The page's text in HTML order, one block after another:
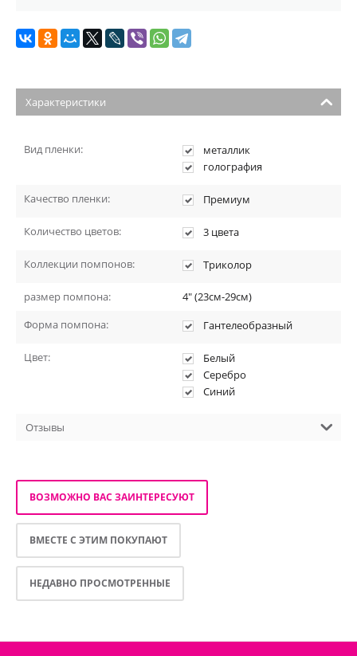
Характеристики
Вид пленки:
металлик
голография
Качество пленки: Премиум
Количество цветов: 3 цвета
Коллекции помпонов: Триколор
размер помпона:
4" (23см-29см)
Форма помпона:
Гантелеобразный
Цвет:
Белый
Серебро
Синий
Отзывы
ВОЗМОЖНО ВАС ЗАИНТЕРЕСУЮТ
ВМЕСТЕ С ЭТИМ ПОКУПАЮТ
НЕДАВНО ПРОСМОТРЕННЫЕ